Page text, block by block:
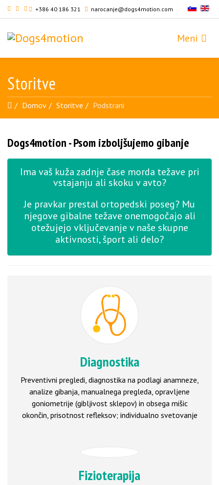
+386 40 186 321 narocanje@dogs4motion.com
Storitve
Domov Storitve Podstrani
Dogs4motion - Psom izboljšujemo gibanje
Ima vaš kuža zadnje čase morda težave pri
vstajanju ali skoku v avto?
Je pravkar prestal ortopedski poseg? Mu
njegove gibalne težave onemogočajo ali
otežujejo vključevanje v naše skupne
aktivnosti, šport ali delo?
Diagnostika
Preventivni pregledi, diagnostika na podlagi anamneze,
analize gibanja, manualnega pregleda, opravljene
goniometrije (gibljivost sklepov) in obsega mišic
okončin, prisotnost refleksov; individualno svetovanje
Fizioterapija